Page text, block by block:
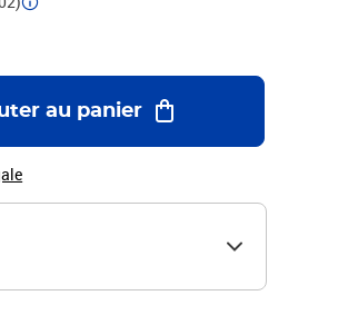
au panier